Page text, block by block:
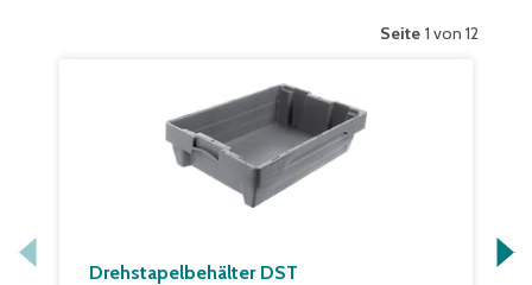
Seite 1 von 12
Drehstapelbehälter DST